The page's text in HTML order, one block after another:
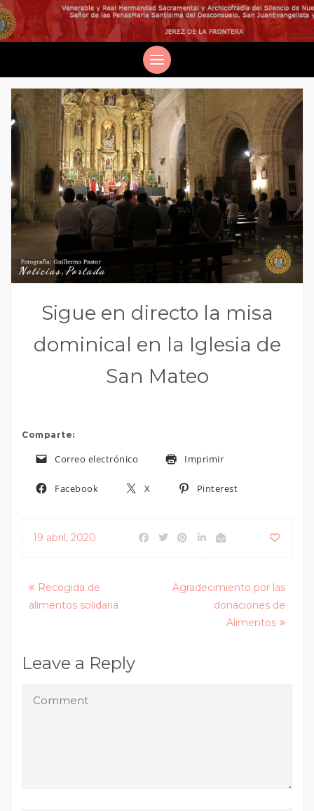
Noticias,Portada
Sigue en directo la misa
dominical en la Iglesia de
San Mateo
Comparte:
Correo electrónico Imprimir
Facebook X Pinterest
19 abril, 2020
Posts
navigation
Recogida de
alimentos solidaria
Agradecimiento por las
donaciones de
Alimentos
Leave a Reply